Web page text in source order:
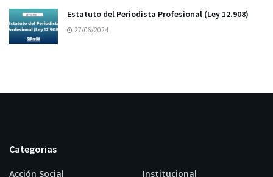
Estatuto del Periodista Profesional (Ley 12.908)
27/06/2024
Categorias
Acción Social
Institucional